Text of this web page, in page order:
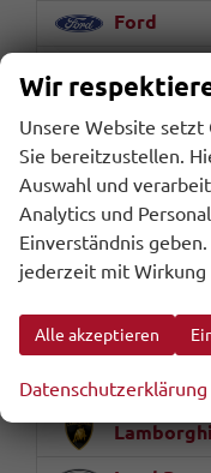
Ford
Hyundai
Jaecoo
Jaguar
KGM
Kia
Wir
Unsere Website setzt
Sie bereitzustellen.
Auswahl und
Analytics und
Einverständnis
jederzeit mit
Alle akzeptieren
Datenschutzerklärung